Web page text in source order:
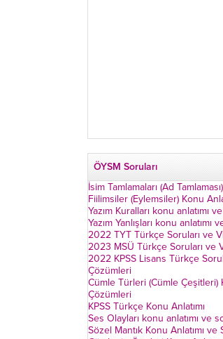
ÖYSM Soruları
İsim Tamlamaları (Ad
Fiilimsiler (Eylemsiler) Konu
Yazım Kuralları konu anlatımı
Yazım Yanlışları konu
2022 TYT Türkçe Soruları ve
2023 MSÜ Türkçe Soruları ve
2022 KPSS Lisans Türkçe
Çözümleri
Cümle Türleri (Cümle Çeşitleri)
Çözümleri
KPSS Türkçe Konu Anlatımı
Ses Olayları konu anlatımı ve
Sözel Mantık Konu Anlatımı